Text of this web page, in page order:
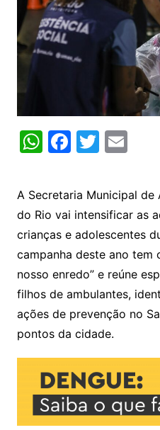
W
at
s
A
p
p
F
c
e
b
o
o
k
T
itt
er
E
ai
l
A Secretaria Municipal de
do Rio vai intensificar as
crianças e adolescentes
campanha deste ano tem
nosso enredo” e reúne
filhos de ambulantes,
ações de prevenção no
pontos da cidade.